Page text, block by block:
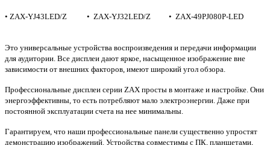
• ZAX-YJ43LED/Z • ZAX-YJ32LED/Z • ZAX-49PJ080P-LED
Это универсальные устройства воспроизведения и передачи информации
для аудитории. Все дисплеи дают яркое, насыщенное изображение вне
зависимости от внешних факторов, имеют широкий угол обзора.
Профессиональные дисплеи серии ZAX просты в монтаже и настройке. Они
энергоэффективны, то есть потребляют мало электроэнергии. Даже при
постоянной эксплуатации счета на нее минимальны.
Гарантируем, что наши профессиональные панели существенно упростят
демонстрацию изображений. Устройства совместимы с ПК, планшетами,